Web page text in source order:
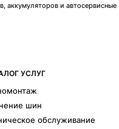
и автосервисные
УСЛУГ
шин
обслуживание